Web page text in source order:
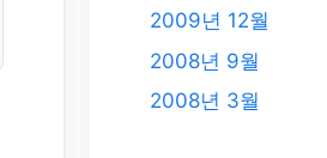
2009년 12월
2008년 9월
2008년 3월